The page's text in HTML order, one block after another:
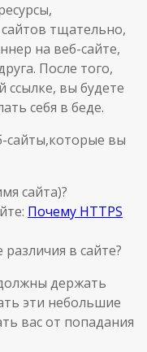
тщательно,
на веб-сайте,
После того,
вы будете
себя в беде.
сайты,которые вы
сайта)?
Почему HTTPS
в сайте?
держать
эти небольшие
вас от попадания